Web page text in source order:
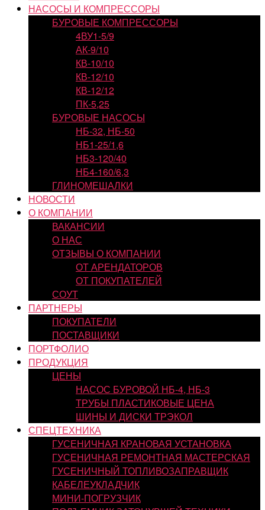
НАСОСЫ И КОМПРЕССОРЫ
БУРОВЫЕ КОМПРЕССОРЫ
4ВУ1-5/9
АК-9/10
КВ-10/10
КВ-12/10
КВ-12/12
ПК-5,25
БУРОВЫЕ НАСОСЫ
НБ-32, НБ-50
НБ1-25/1,6
НБ3-120/40
НБ4-160/6,3
ГЛИНОМЕШАЛКИ
НОВОСТИ
О КОМПАНИИ
ВАКАНСИИ
О НАС
ОТЗЫВЫ О КОМПАНИИ
ОТ АРЕНДАТОРОВ
ОТ ПОКУПАТЕЛЕЙ
СОУТ
ПАРТНЕРЫ
ПОКУПАТЕЛИ
ПОСТАВЩИКИ
ПОРТФОЛИО
ПРОДУКЦИЯ
ЦЕНЫ
НАСОС БУРОВОЙ НБ-4, НБ-3
ТРУБЫ ПЛАСТИКОВЫЕ ЦЕНА
ШИНЫ И ДИСКИ ТРЭКОЛ
СПЕЦТЕХНИКА
ГУСЕНИЧНАЯ КРАНОВАЯ УСТАНОВКА
ГУСЕНИЧНАЯ РЕМОНТНАЯ МАСТЕРСКАЯ
ГУСЕНИЧНЫЙ ТОПЛИВОЗАПРАВЩИК
КАБЕЛЕУКЛАДЧИК
МИНИ-ПОГРУЗЧИК